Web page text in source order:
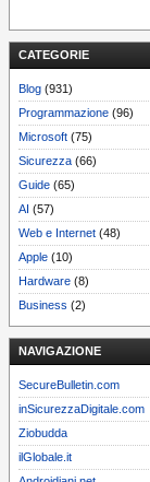
CATEGORIE
Blog (931)
Programmazione (96)
Microsoft (75)
Sicurezza (66)
Guide (65)
AI (57)
Web e Internet (48)
Apple (10)
Hardware (8)
Business (2)
NAVIGAZIONE
SecureBulletin.com
inSicurezzaDigitale.com
Ziobudda
ilGlobale.it